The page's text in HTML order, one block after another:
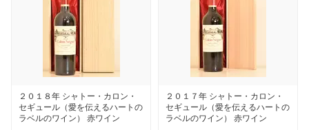
２０１８年 シャトー・カロン・
セギュール（愛を伝えるハートの
ラベルのワイン） 赤ワイン
２０１７年 シャトー・カロン・
セギュール（愛を伝えるハートの
ラベルのワイン） 赤ワイン